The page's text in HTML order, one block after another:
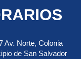
Av. Norte, Colonia
de San Salvador